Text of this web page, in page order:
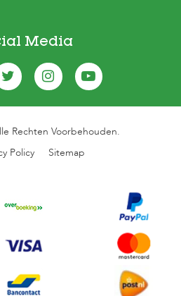
Media
Rechten Voorbehouden.
Policy
Sitemap